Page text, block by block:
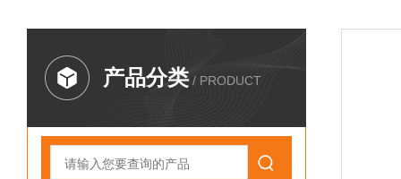
产品分类 / PRODUCT